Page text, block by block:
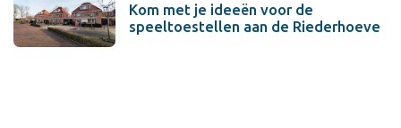
Kom met je ideeën voor de
speeltoestellen aan de Riederhoeve